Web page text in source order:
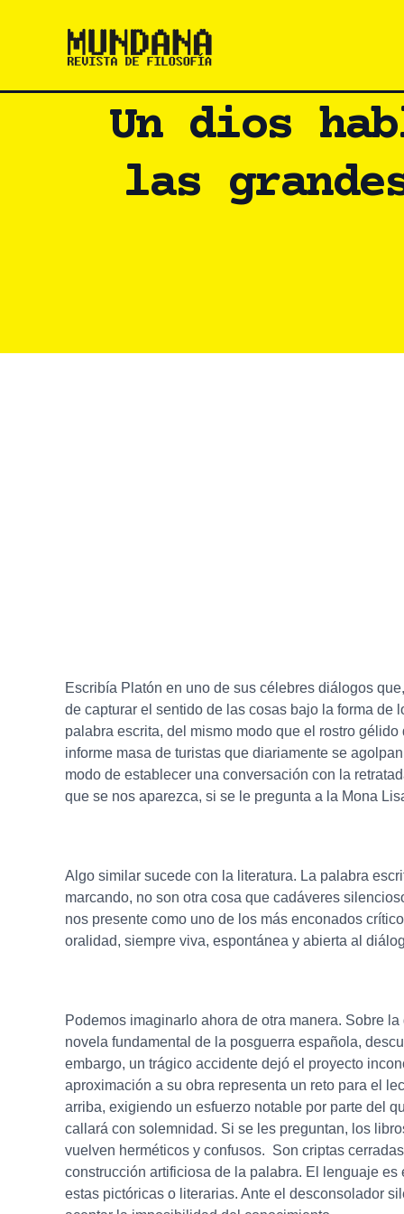
Un dios
las
Escribía Platón en uno de sus célebres diálogos
de capturar el sentido de las cosas bajo la forma
palabra escrita, del mismo modo que el rostro
informe masa de turistas que diariamente se
modo de establecer una conversación con la
que se nos aparezca, si se le pregunta a la Mona
Algo similar sucede con la literatura. La palabra
marcando, no son otra cosa que cadáveres
nos presente como uno de los más enconados
oralidad, siempre viva, espontánea y abierta al
Podemos imaginarlo ahora de otra manera. Sobre
novela fundamental de la posguerra española,
embargo, un trágico accidente dejó el proyecto
aproximación a su obra representa un reto para el
arriba, exigiendo un esfuerzo notable por parte del
callará con solemnidad. Si se les preguntan, los
vuelven herméticos y confusos. Son criptas
construcción artificiosa de la palabra. El lenguaje
estas pictóricas o literarias. Ante el desconsolador